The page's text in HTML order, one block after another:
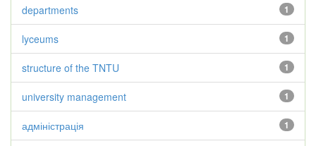
1
departments
1
lyceums
1
structure of the TNTU
1
university management
1
адміністрація